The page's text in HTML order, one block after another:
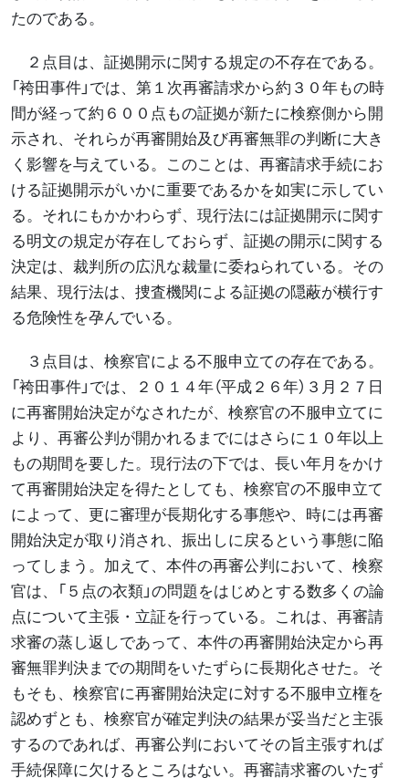
たのである。
２点目は、証拠開示に関する規定の不存在である。
「袴田事件」では、第１次再審請求から約３０年もの時
間が経って約６００点もの証拠が新たに検察側から開
示され、それらが再審開始及び再審無罪の判断に大き
く影響を与えている。このことは、再審請求手続にお
ける証拠開示がいかに重要であるかを如実に示してい
る。それにもかかわらず、現行法には証拠開示に関す
る明文の規定が存在しておらず、証拠の開示に関する
決定は、裁判所の広汎な裁量に委ねられている。その
結果、現行法は、捜査機関による証拠の隠蔽が横行す
る危険性を孕んでいる。
３点目は、検察官による不服申立ての存在である。
「袴田事件」では、２０１４年（平成２６年）３月２７日
に再審開始決定がなされたが、検察官の不服申立てに
より、再審公判が開かれるまでにはさらに１０年以上
もの期間を要した。現行法の下では、長い年月をかけ
て再審開始決定を得たとしても、検察官の不服申立て
によって、更に審理が長期化する事態や、時には再審
開始決定が取り消され、振出しに戻るという事態に陥
ってしまう。加えて、本件の再審公判において、検察
官は、「５点の衣類」の問題をはじめとする数多くの論
点について主張・立証を行っている。これは、再審請
求審の蒸し返しであって、本件の再審開始決定から再
審無罪判決までの期間をいたずらに長期化させた。そ
もそも、検察官に再審開始決定に対する不服申立権を
認めずとも、検察官が確定判決の結果が妥当だと主張
するのであれば、再審公判においてその旨主張すれば
手続保障に欠けるところはない。再審請求審のいたず